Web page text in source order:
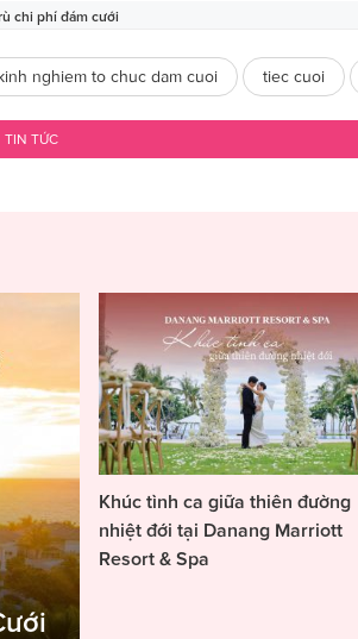
chi phí đám cưới
nghiem to chuc dam cuoi tiec cuoi
TIN TỨC
Khúc tình ca giữa thiên đường
nhiệt đới tại Danang Marriott
Resort & Spa